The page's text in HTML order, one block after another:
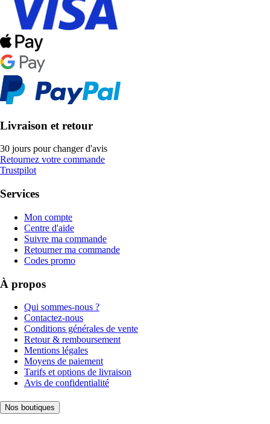
Livraison et retour
30 jours pour changer d'avis
Retournez votre commande
Trustpilot
Services
Mon compte
Centre d'aide
Suivre ma commande
Retourner ma commande
Codes promo
À propos
Qui sommes-nous ?
Contactez-nous
Conditions générales de vente
Retour & remboursement
Mentions légales
Moyens de paiement
Tarifs et options de livraison
Avis de confidentialité
Nos boutiques